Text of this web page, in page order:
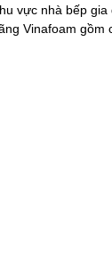
vực nhà bếp
Vinafoam gồm